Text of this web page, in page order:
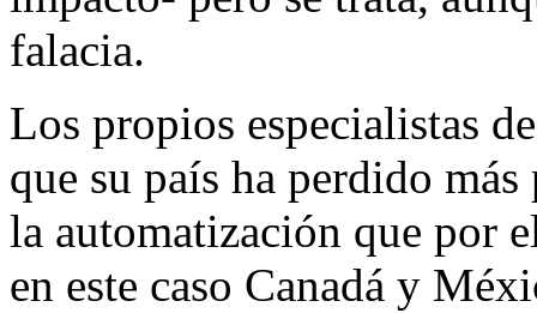
falacia.
Los propios especialistas
que su país ha perdido
la automatización que por
en este caso Canadá y